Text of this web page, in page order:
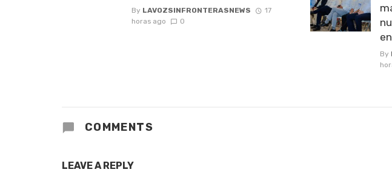
By LAVOZSINFRONTERASNEWS
17
horas ago
0
By
COMMENTS
LEAVE A REPLY